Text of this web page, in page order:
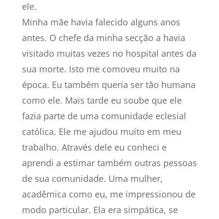
ele.
Minha mãe havia falecido alguns anos
antes. O chefe da minha secção a havia
visitado muitas vezes no hospital antes da
sua morte. Isto me comoveu muito na
época. Eu também queria ser tão humana
como ele. Mais tarde eu soube que ele
fazia parte de uma comunidade eclesial
católica. Ele me ajudou muito em meu
trabalho. Através dele eu conheci e
aprendi a estimar também outras pessoas
de sua comunidade. Uma mulher,
acadêmica como eu, me impressionou de
modo particular. Ela era simpática, se